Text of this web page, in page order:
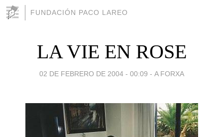
FUNDACIÓN PACO LAREO
LA VIE EN ROSE
02 DE FEBRERO DE 2004 - 00:09 - A FORXA